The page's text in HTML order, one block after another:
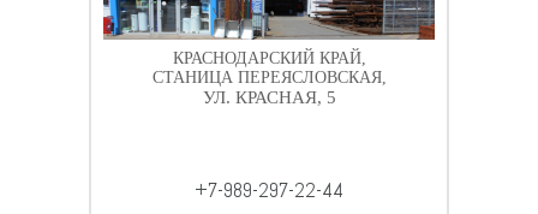
КРАСНОДАРСКИЙ КРАЙ,
СТАНИЦА ПЕРЕЯСЛОВСКАЯ,
УЛ. КРАСНАЯ, 5
+7-989-297-22-44